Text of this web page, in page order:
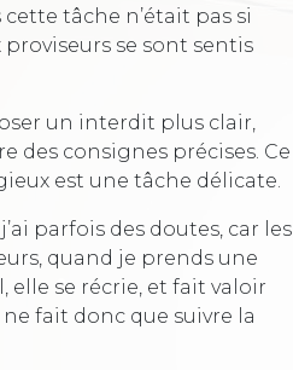
tâche n’était pas si
se sont sentis
un interdit plus clair,
des consignes précises. Ce
est une tâche délicate.
parfois des doutes, car les
quand je prends une
elle se récrie, et fait valoir
fait donc que suivre la